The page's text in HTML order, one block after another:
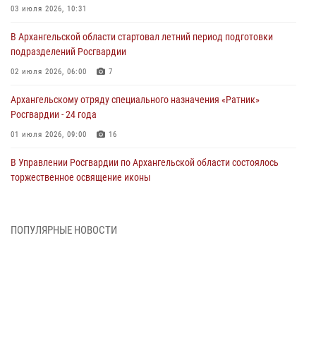
03 июля 2026, 10:31
В Архангельской области стартовал летний период подготовки
подразделений Росгвардии
02 июля 2026, 06:00 7
Архангельскому отряду специального назначения «Ратник»
Росгвардии - 24 года
01 июля 2026, 09:00 16
В Управлении Росгвардии по Архангельской области состоялось
торжественное освящение иконы
Военнослужащие по призыву из Архангельской области приняли
ПОПУЛЯРНЫЕ НОВОСТИ